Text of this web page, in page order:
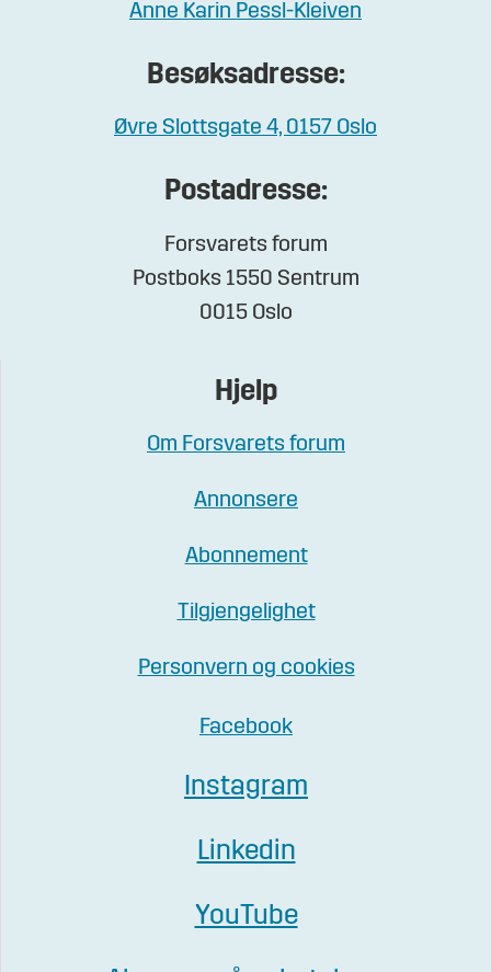
Anne Karin Pessl-Kleiven
Besøksadresse:
Øvre Slottsgate 4, 0157 Oslo
Postadresse:
Forsvarets forum
Postboks 1550 Sentrum
0015 Oslo
Hjelp
Om Forsvarets forum
Annonsere
Abonnement
Tilgjengelighet
Personvern og cookies
Facebook
Instagram
Linkedin
YouTube